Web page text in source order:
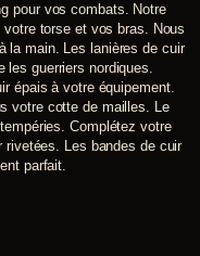
pour vos combats. Notre
torse et vos bras. Nous
la main. Les lanières de cuir
les guerriers nordiques.
épais à votre équipement.
votre cotte de mailles. Le
Complétez votre
rivetées. Les bandes de cuir
parfait.